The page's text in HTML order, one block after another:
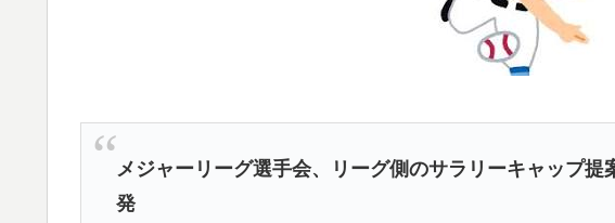
【海外の反応】“新タナスコ”のディアスが地雷すぎる件「大
海外「凄すぎる！」折り紙と並ぶあの日本の偉大な発明に海
▶
海外「プレミアのレベルか？」ブライトンが上田綺世の獲得
応）
メジャーリーグ選手会、リーグ側のサラリーキャップ提
発